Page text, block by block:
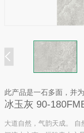
此产品是一石多面，并
冰玉灰 90-
大道自然，气韵天成。